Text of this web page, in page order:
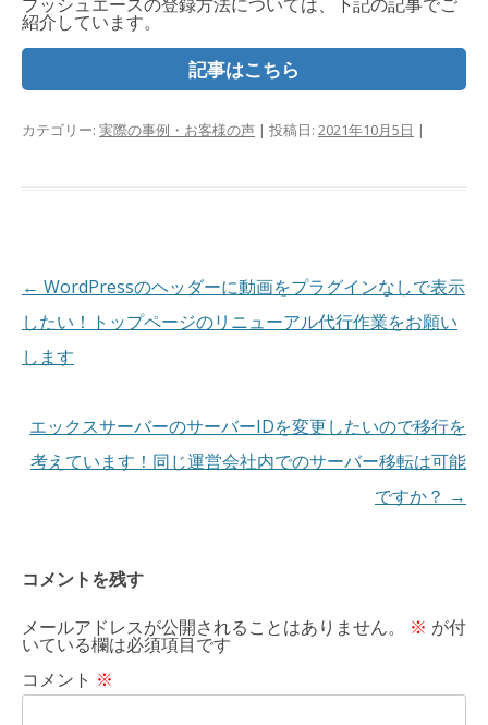
紹介しています。
記事はこちら
カテゴリー: 実際の事例・お客様の声 | 投稿日: 2021年10月5日 |
投
稿
ナ
ゲ
ー
← WordPressのヘッダーに動画をプラグインなしで表示
したい！トップページのリニューアル代行作業をお願い
します
エックスサーバーのサーバーIDを変更したいので移行を
考えています！同じ運営会社内でのサーバー移転は可能
ですか？ →
コメントを残す
メールアドレスが公開されることはありません。
※ が付
いている欄は必須項目です
コメント ※